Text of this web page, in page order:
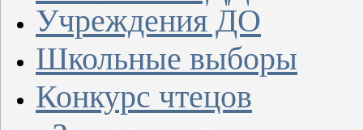
Учреждения ДО
Школьные выборы
Конкурс чтецов